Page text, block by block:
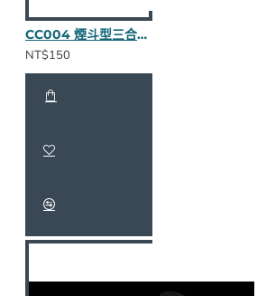
CC004 煙斗型三合一壓棒（紅木全貼皮）
NT$150